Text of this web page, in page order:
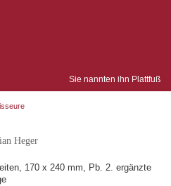
Sie nannten ihn Plattfuß
Heger
170 x 240 mm, Pb. 2. ergänzte